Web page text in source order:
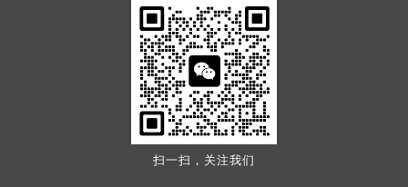
扫一扫，关注我们